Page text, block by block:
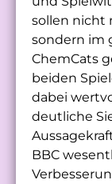
sollen nicht
sondern im
ChemCats
beiden
dabei
deutliche
BBC